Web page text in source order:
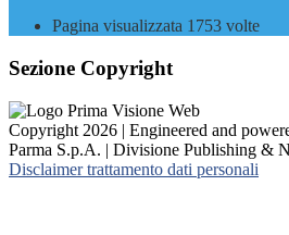
Pagina visualizzata 1753 volte
Sezione Copyright
Copyright 2026 | Engineered and
Parma S.p.A. | Divisione Publishing &
Disclaimer trattamento dati personali